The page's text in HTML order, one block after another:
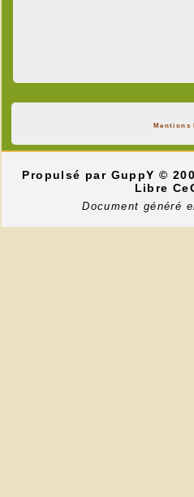
Mentions
Propulsé par GuppY©
Libre
Document généré